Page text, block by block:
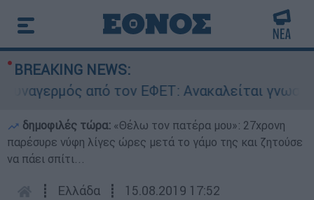
BREAKING NEWS:
από τον ΕΦΕΤ: Ανακαλείται γνωστή
δημοφιλές τώρα: «Θέλω τον πατέρα μου»: 27χρονη
παρέσυρε νύφη λίγες ώρες μετά το γάμο της και ζητούσε
να πάει σπίτι...
┋ Ελλάδα ┋ 15.08.2019 17:52